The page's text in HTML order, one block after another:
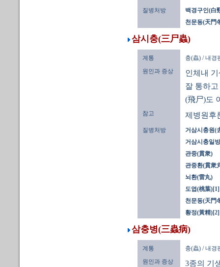
질병처방
백경구인(白
천문동(天門
삼시충(三尸蟲)
계통
충(蟲) / 내경
원인과 증상
인체내
잘 통하
(飛尸)도
참고 제병원후
질병처방
거삼시충원(
거삼시충일
관중(貫衆)
관중환(貫衆
뇌환(雷丸)
도엽(桃葉)[1]
천문동(天門
황정(黃精)[2]
삼충병(三蟲病)
계통
충(蟲) / 내경
원인과 증상
3종의 기